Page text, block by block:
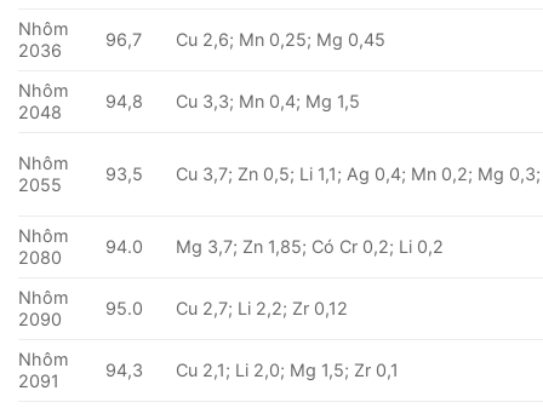
Nhôm
2036
96,7 Cu 2,6; Mn 0,25; Mg 0,45
Nhôm
2048
94,8 Cu 3,3; Mn 0,4; Mg 1,5
Nhôm
2055
93,5 Cu 3,7; Zn 0,5; Li 1,1; Ag 0,4; Mn 0,2; Mg
Nhôm
2080
94.0 Mg 3,7; Zn 1,85; Có Cr 0,2; Li 0,2
Nhôm
2090
95.0 Cu 2,7; Li 2,2; Zr 0,12
Nhôm
2091
94,3 Cu 2,1; Li 2,0; Mg 1,5; Zr 0,1